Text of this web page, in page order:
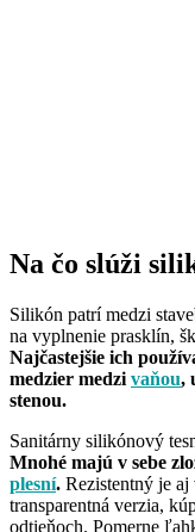
Na čo slúži
Silikón patrí medzi
na vyplnenie prasklín,
Najčastejšie ich
medzier medzi vaňou,
stenou.
Sanitárny silikónový
Mnohé majú v sebe
plesní. Rezistentný je
transparentná verzia,
odtieňoch. Pomerne